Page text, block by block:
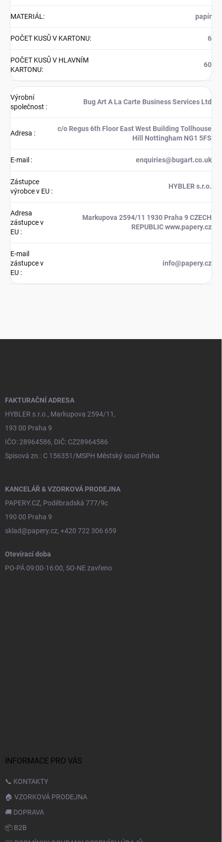
MATERIÁL: papír
POČET KUSŮ V KARTONU: 6
POČET KUSŮ V HLAVNÍM
KARTONU:
60
Výrobní
společnost :
Bug Art A La Carte Business Services Ltd
Adresa :
c/o Regus 6th Floor East West Building Tollhouse
Hill Nottingham NG1 5FS
E-mail : enquiries@bugart.co.uk
Zástupce
výrobce v EU :
HYBLER s.r.o.
Adresa
zástupce v
EU :
Markupova 2594/11 1930 Praha 9 CZECH
REPUBLIC www.papery.cz
E-mail
zástupce v
EU :
info@papery.cz
FAKTURAČNÍ ADRESA
HYBLER s.r.o., Markupova 2594/11,
193 00 Praha 9
IČO: 28964586, DIČ: CZ28964586
Spisová zn.: C 156351/MSPH Městský soud Praha
KANCELÁŘ & VZORKOVÁ PRODEJNA
PAPERY.CZ, Poděbradská 777/9c
190 00 Praha 9
sklad@papery.cz, +420 722 306 659
Otevírací doba
PO-PÁ 09:00-16:00, SO-NE zavřeno
INFORMACE PRO VÁS
📞 KONTAKTY
🏠 VZORKOVÁ PRODEJNA
🚚 DOPRAVA
📦 B2B